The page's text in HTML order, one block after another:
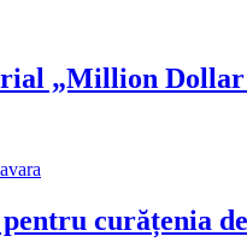
„Million Dollar
curățenia